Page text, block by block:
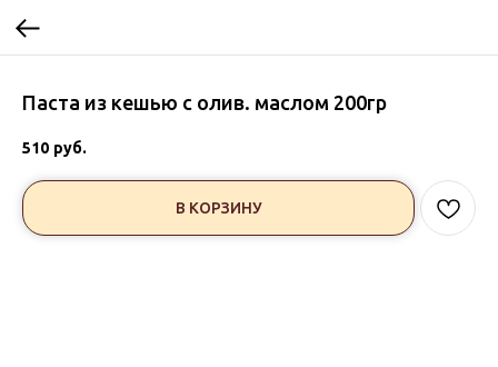
Паста из кешью с олив. маслом 200гр
510 руб.
В КОРЗИНУ